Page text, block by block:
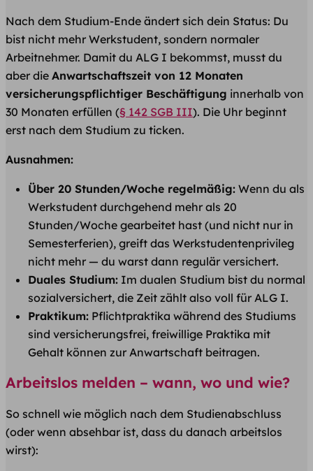
Nach dem Studium-Ende ändert sich dein Status: Du
bist nicht mehr Werkstudent, sondern normaler
Arbeitnehmer. Damit du ALG I bekommst, musst du
aber die Anwartschaftszeit von 12 Monaten
versicherungspflichtiger Beschäftigung innerhalb von
30 Monaten erfüllen (§ 142 SGB III). Die Uhr beginnt
erst nach dem Studium zu ticken.
Ausnahmen:
Über 20 Stunden/Woche regelmäßig: Wenn du als
Werkstudent durchgehend mehr als 20
Stunden/Woche gearbeitet hast (und nicht nur in
Semesterferien), greift das Werkstudentenprivileg
nicht mehr — du warst dann regulär versichert.
Duales Studium: Im dualen Studium bist du normal
sozialversichert, die Zeit zählt also voll für ALG I.
Praktikum: Pflichtpraktika während des Studiums
sind versicherungsfrei, freiwillige Praktika mit
Gehalt können zur Anwartschaft beitragen.
Arbeitslos melden – wann, wo und wie?
So schnell wie möglich nach dem Studienabschluss
(oder wenn absehbar ist, dass du danach arbeitslos
wirst):